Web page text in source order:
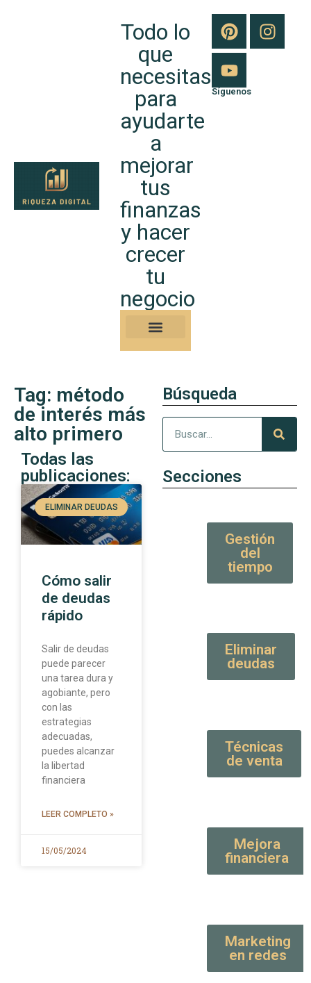
Todo lo
que
necesitas
para
ayudarte
a
mejorar
tus
finanzas
y hacer
crecer
tu
negocio
Síguenos
Tag: método
de interés más
alto primero
Todas las
publicaciones:
ELIMINAR DEUDAS
Cómo salir
de deudas
rápido
Salir de deudas
puede parecer
una tarea dura y
agobiante, pero
con las
estrategias
adecuadas,
puedes alcanzar
la libertad
financiera
LEER COMPLETO »
15/05/2024
Búsqueda
Secciones
Gestión
del
tiempo
Eliminar
deudas
Técnicas
de venta
Mejora
financiera
Marketing
en redes